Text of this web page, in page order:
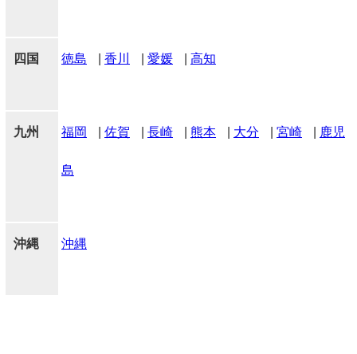
四国 徳島 香川 愛媛 高知
九州 福岡 佐賀 長崎 熊本 大分 宮崎 鹿児
島
沖縄 沖縄